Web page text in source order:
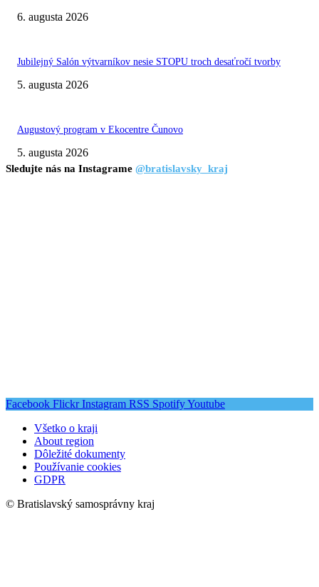
6. augusta 2026
Jubilejný Salón výtvarníkov nesie STOPU troch desaťročí tvorby
5. augusta 2026
Augustový program v Ekocentre Čunovo
5. augusta 2026
Sledujte nás na Instagrame @bratislavsky_kraj
Facebook Flickr Instagram RSS SpotifyYoutube
Všetko o kraji
About region
Dôležité dokumenty
Používanie cookies
GDPR
© Bratislavský samosprávny kraj